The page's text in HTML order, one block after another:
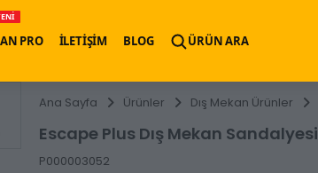
PRO İLETİŞİM BLOG ÜRÜN ARA
Ana Sayfa Ürünler Dış Mekan Ürünler
Escape Plus Dış Mekan Sandalyesi
P000003052